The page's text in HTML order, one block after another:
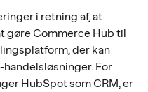
i retning af, at
gøre Commerce Hub til
der kan
For
HubSpot som CRM, er